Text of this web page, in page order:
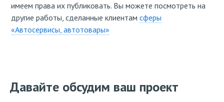
имеем права их публиковать. Вы можете посмотреть на
другие работы, сделанные клиентам сферы
«Автосервисы, автотовары»
Давайте обсудим ваш проект